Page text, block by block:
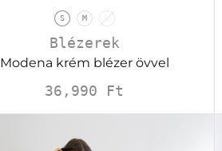
S M L
Blézerek
Modena krém blézer övvel
36,990 Ft